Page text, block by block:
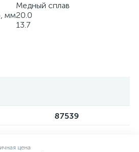
Медный сплав
мм20.0
13.7
87539
цена